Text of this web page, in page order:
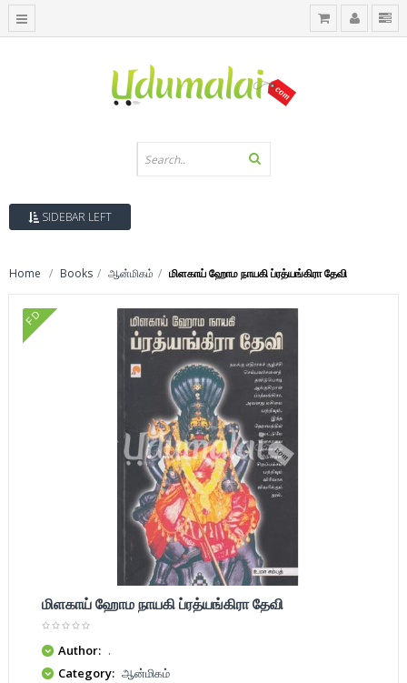
SIDEBAR LEFT
Home Books ஆன்மிகம் மிளகாய் ஹோம நாயகி ப்ரத்யங்கிரா தேவி
FD
மிளகாய் ஹோம நாயகி ப்ரத்யங்கிரா தேவி
Author: .
Category: ஆன்மிகம்